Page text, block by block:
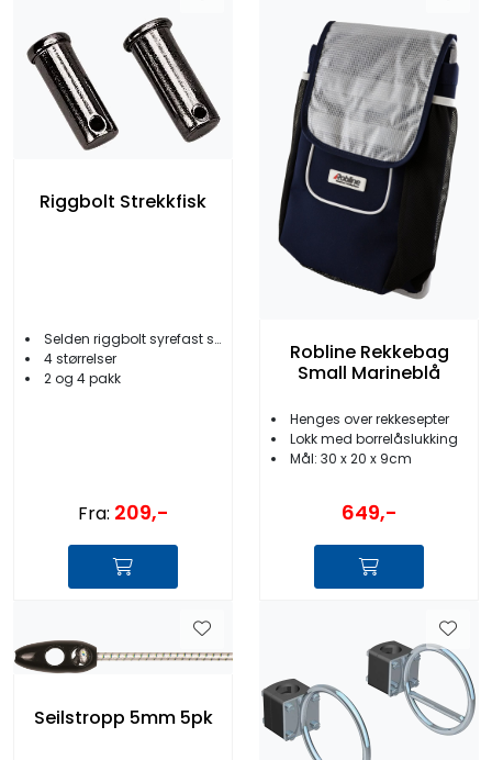
Riggbolt Strekkfisk
Selden riggbolt syrefast stål
4 størrelser
2 og 4 pakk
Fra: 209,-
Robline Rekkebag
Small Marineblå
Henges over rekkesepter
Lokk med borrelåslukking
Mål: 30 x 20 x 9cm
649,-
Seilstropp 5mm 5pk